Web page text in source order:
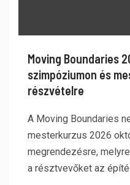
Moving Boundaries
szimpóziumon és
részvételre
A Moving Boundaries
mesterkurzus 2026
megrendezésre,
a résztvevőket az